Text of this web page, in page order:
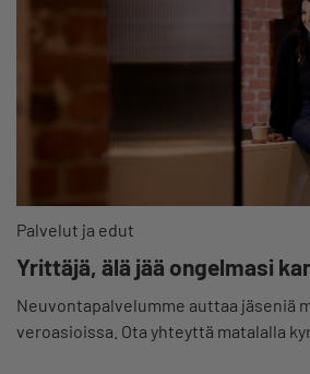
Palvelut ja edut
Yrittäjä, älä jää ongelmasi
Neuvontapalvelumme auttaa jäseniä
veroasioissa. Ota yhteyttä matalalla